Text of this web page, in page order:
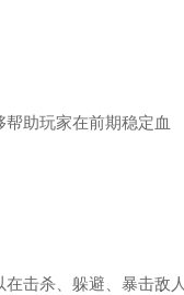
助玩家在前期稳定血
击杀、躲避、暴击敌人